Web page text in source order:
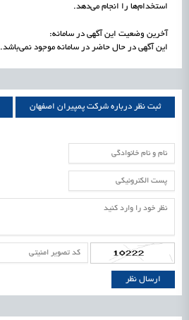
استخدام‌ها را انجام می‌دهد.
آخرین وضعیت این آگهی در سامانه:
این آگهی در حال حاضر در سامانه موجود نمی‌باشد.
ثبت نظر درباره شرکت پمپیران اصفهان